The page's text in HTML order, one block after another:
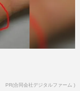
ベントで待望
化も「行けない人
した…
お忍びバイク旅
PR(合同会社デジタルファーム )